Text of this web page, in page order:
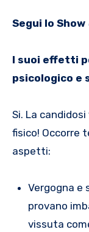
Segui lo Show
I suoi effetti
psicologico e
Si. La
fisico! Occorre
aspetti:
Vergogna e
provano
vissuta